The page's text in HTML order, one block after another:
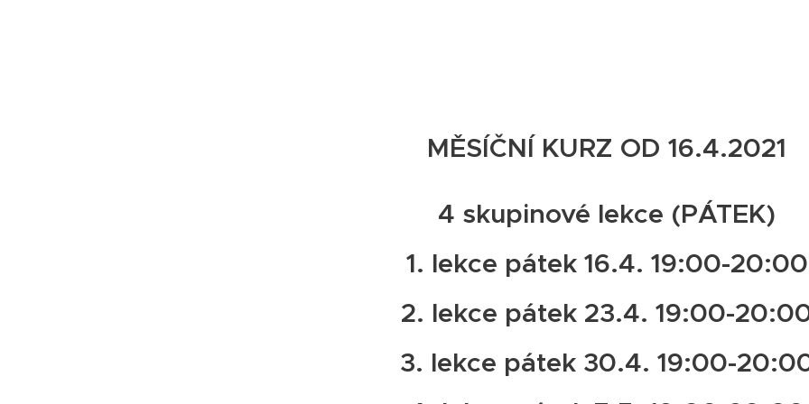
MĚSÍČNÍ KURZ OD 16.4.2021
4 skupinové lekce (PÁTEK)
1. lekce pátek 16.4. 19:00-20:00
2. lekce pátek 23.4. 19:00-
3. lekce pátek 30.4. 19:00-